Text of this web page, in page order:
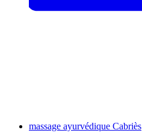
massage ayurvédique Cabriès